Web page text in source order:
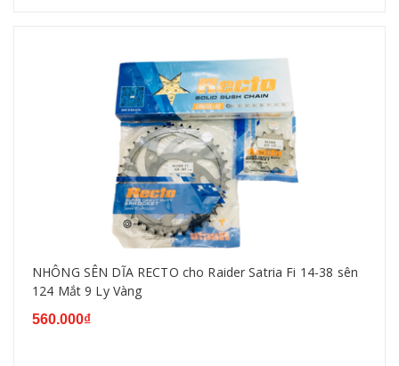
NHÔNG SÊN DĨA RECTO cho Raider Satria Fi 14-38 sên
124 Mắt 9 Ly Vàng
560.000₫